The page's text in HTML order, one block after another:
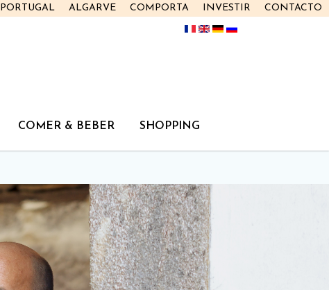
CONTACTO
INVESTIR
COMPORTA
ALGARVE
PORTUGAL
COMER & BEBER SHOPPING